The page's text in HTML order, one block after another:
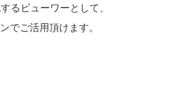
るビューワーとして、
でご活用頂けます。